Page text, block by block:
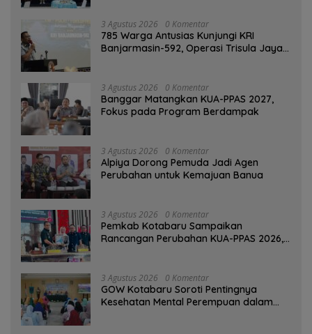
3 Agustus 2026 0 Komentar
785 Warga Antusias Kunjungi KRI
Banjarmasin-592, Operasi Trisula Jaya
3 Agustus 2026 0 Komentar
‎Banggar Matangkan KUA-PPAS 2027,
Fokus pada Program Berdampak
3 Agustus 2026 0 Komentar
‎Alpiya Dorong Pemuda Jadi Agen
Perubahan untuk Kemajuan Banua ‎
3 Agustus 2026 0 Komentar
Pemkab Kotabaru Sampaikan
Rancangan Perubahan KUA-PPAS 2026,
3 Agustus 2026 0 Komentar
GOW Kotabaru Soroti Pentingnya
Kesehatan Mental Perempuan dalam